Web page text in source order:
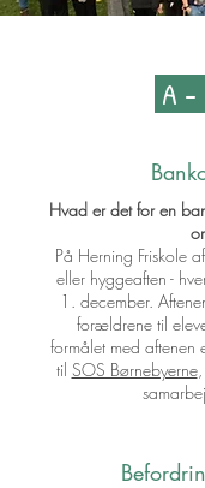
A -
Hvad er det for en
På Herning Friskole
eller hyggeaften -
1. december.
forældrene til
formålet med aftenen
til SOS Børnebyerne,